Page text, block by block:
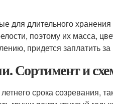
для длительного
поэтому их масса,
придется заплатить
Сортимент и
срока созревания,